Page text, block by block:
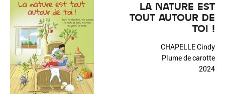
LA NATURE EST
TOUT AUTOUR DE
TOI !
CHAPELLE Cindy
Plume de carotte
2024